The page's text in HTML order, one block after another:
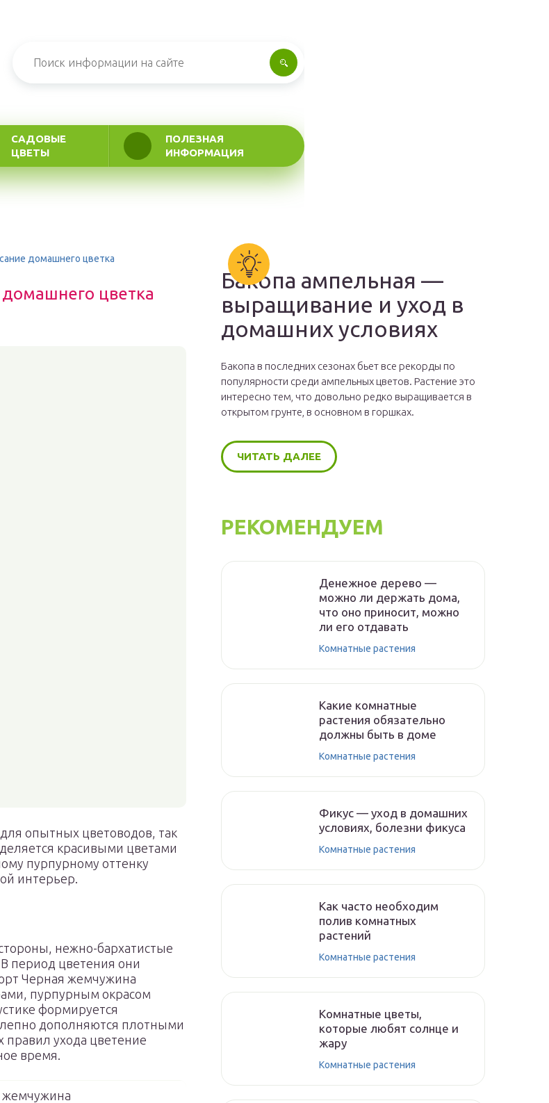
САДОВЫЕ
ЦВЕТЫ
ПОЛЕЗНАЯ
ИНФОРМАЦИЯ
домашнего цветка
цветка
опытных цветоводов, так
красивыми цветами
пурпурному оттенку
интерьер.
нежно-бархатистые
период цветения они
Черная жемчужина
пурпурным окрасом
формируется
дополняются плотными
ухода цветение
время.
жемчужина
Бакопа ампельная —
выращивание и уход в
домашних условиях
Бакопа в последних сезонах бьет все рекорды по
популярности среди ампельных цветов. Растение это
интересно тем, что довольно редко выращивается в
открытом грунте, в основном в горшках.
ЧИТАТЬ ДАЛЕЕ
РЕКОМЕНДУЕМ
Денежное дерево —
можно ли держать дома,
что оно приносит, можно
ли его отдавать
Комнатные растения
Какие комнатные
растения обязательно
должны быть в доме
Комнатные растения
Фикус — уход в домашних
условиях, болезни фикуса
Комнатные растения
Как часто необходим
полив комнатных
растений
Комнатные растения
Комнатные цветы,
которые любят солнце и
жару
Комнатные растения